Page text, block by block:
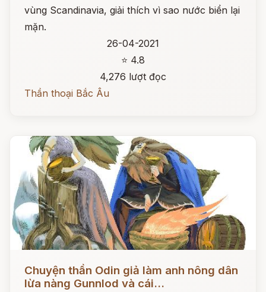
vùng Scandinavia, giải thích vì sao nước biển lại
mặn.
26-04-2021
⭐ 4.8
4,276 lượt đọc
Thần thoại Bắc Âu
Chuyện thần Odin giả làm anh nông dân
lừa nàng Gunnlod và cái...